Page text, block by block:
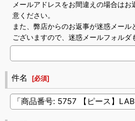
メールアドレスをお間違えの場合はお
意ください。
また、弊店からのお返事が迷惑メール
ございますので、迷惑メールフォルダ
件名 [必須]